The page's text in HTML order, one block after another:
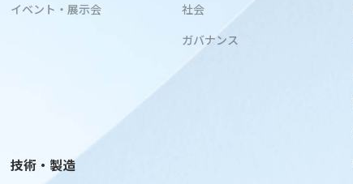
イベント・展示会
技術・製造
社会
ガバナンス